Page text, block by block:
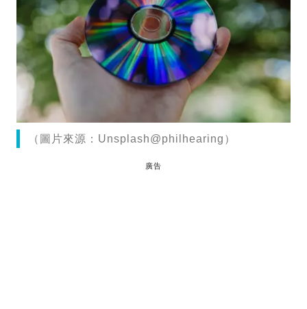
（圖片來源：Unsplash@philhearing）
廣告